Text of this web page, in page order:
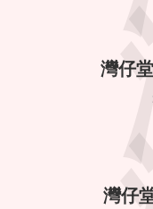
灣仔
灣仔